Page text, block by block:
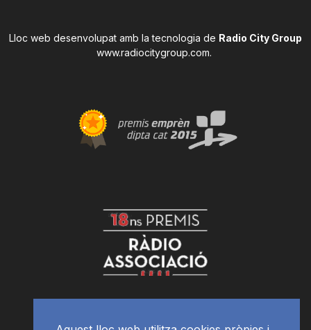
Lloc web desenvolupat amb la tecnologia de Radio City Group
www.radiocitygroup.com.